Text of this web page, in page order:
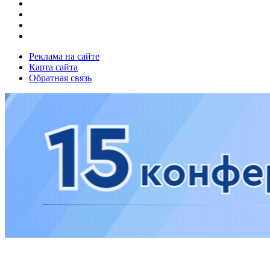
Реклама на сайте
Карта сайта
Обратная связь